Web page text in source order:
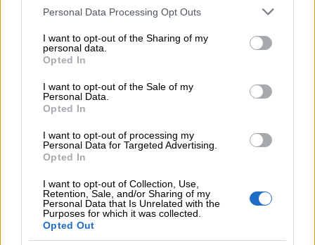
Please note that this website/app uses one or more Google
not limited to your visit or usage behaviour. You may click to
grant or deny consent to Google and its third-party tags to
use your data for below specified purposes in below Google
consent section.
Personal Data Processing Opt Outs
I want to opt-out of the Sharing of my
personal data.
Opted In
I want to opt-out of the Sale of my
Personal Data.
Opted In
I want to opt-out of processing my
Personal Data for Targeted Advertising.
Opted In
I want to opt-out of Collection, Use,
Retention, Sale, and/or Sharing of my
Personal Data that Is Unrelated with the
Purposes for which it was collected.
Opted Out
Verkkolaskutus ei ole koskaan ollut
helpompaa. Lupaamme, että Finago Isoltan
avulla jokainen osaa lähettää ja
vastaanottaa sähköisiä laskuja.
Tutustu verkkolaskutukseen